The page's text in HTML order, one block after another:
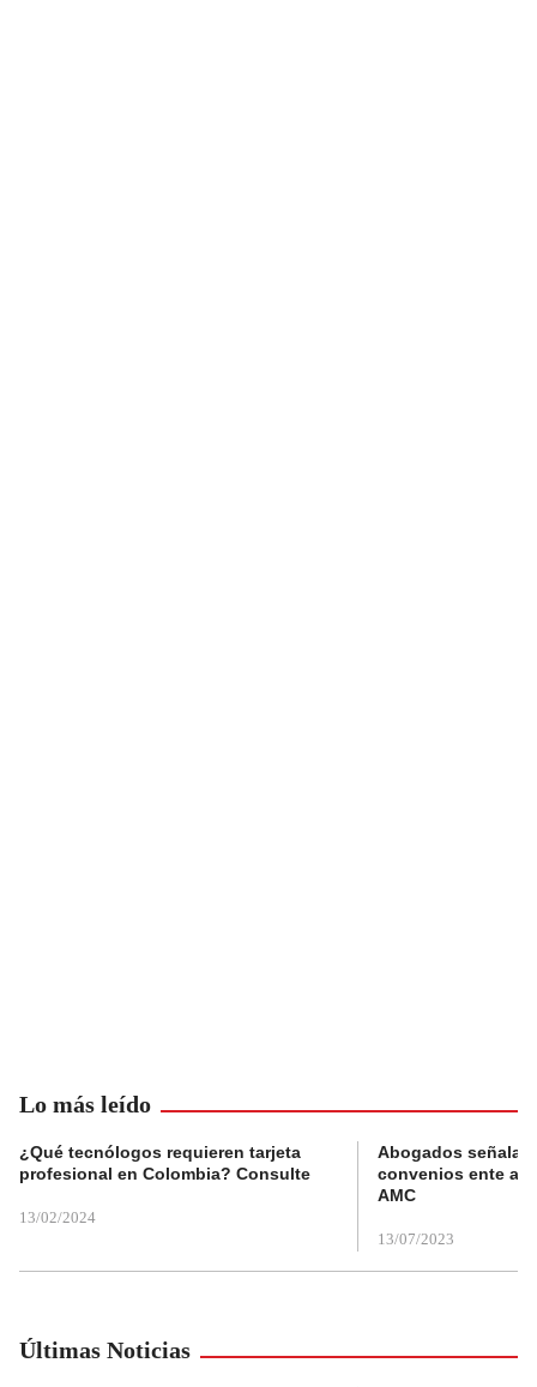
Lo más leído
¿Qué tecnólogos requieren tarjeta
profesional en Colombia? Consulte
13/02/2024
Abogados
convenios ente
AMC
13/07/2023
Últimas Noticias